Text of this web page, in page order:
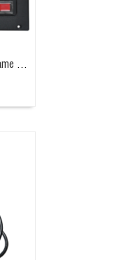
Bộ điều khiển máy cắt Plasma,(Flame cutter controller) HC4500